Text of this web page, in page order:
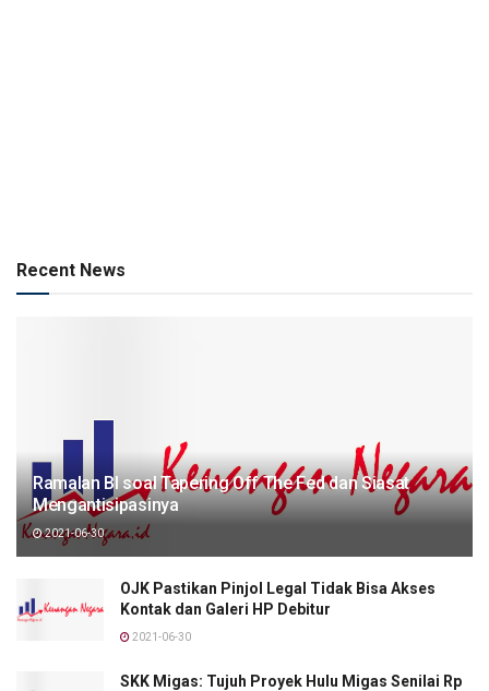
Recent News
Ramalan BI soal Tapering Off The Fed dan Siasat
Mengantisipasinya
2021-06-30
OJK Pastikan Pinjol Legal Tidak Bisa Akses
Kontak dan Galeri HP Debitur
2021-06-30
SKK Migas: Tujuh Proyek Hulu Migas Senilai Rp